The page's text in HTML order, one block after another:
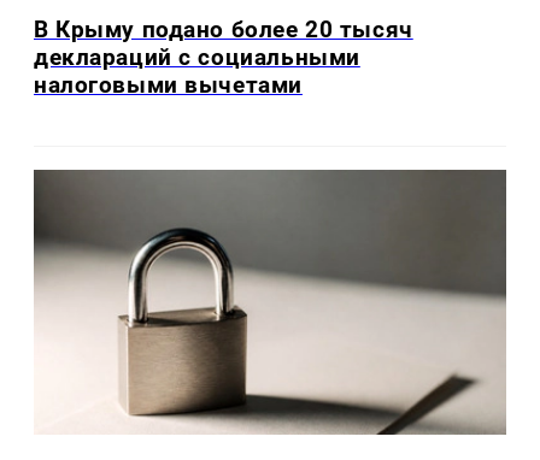
В Крыму подано более 20 тысяч
деклараций с социальными
налоговыми вычетами